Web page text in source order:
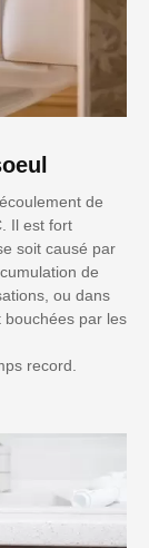
de
Il est fort
soit causé par
de
ou dans
bouchées par les
record.